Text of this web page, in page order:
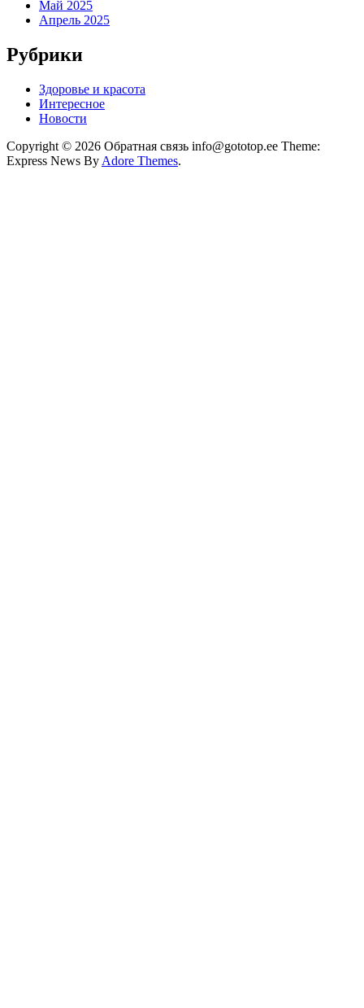
Май 2025
Апрель 2025
Рубрики
Здоровье и красота
Интересное
Новости
Copyright © 2026 Обратная связь info@gototop.ee Theme:
Express News By Adore Themes.